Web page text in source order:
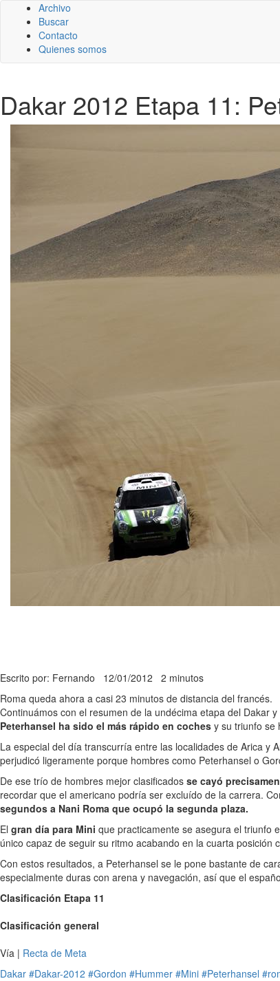
Archivo
Buscar
Contacto
Quienes somos
Dakar 2012 Etapa 11:
Escrito por: Fernando 12/01/2012 2 minutos
Roma queda ahora a casi 23 minutos de distancia del francés.
Continuámos con el resumen de la undécima etapa del Dakar
Peterhansel ha sido el más rápido en coches y su triunfo se
La especial del día transcurría entre las localidades de Arica y
perjudicó ligeramente porque hombres como Peterhansel o
De ese trío de hombres mejor clasificados se cayó
recordar que el americano podría ser excluído de la carrera.
segundos a Nani Roma que ocupó la segunda plaza.
El gran día para Mini que practicamente se asegura el triunfo
único capaz de seguir su ritmo acabando en la cuarta posición
Con estos resultados, a Peterhansel se le pone bastante de
especialmente duras con arena y navegación, así que el
Clasificación Etapa 11
Clasificación general
Vía | Recta de Meta
Dakar #Dakar-2012 #Gordon #Hummer #Mini #Peterhansel